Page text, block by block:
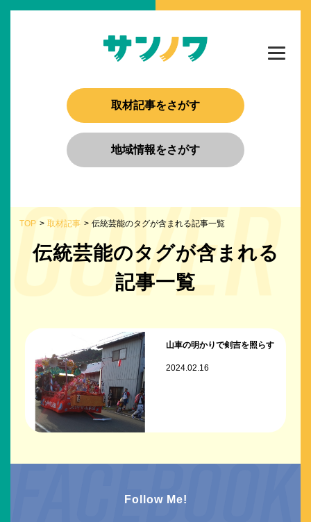
取材記事をさがす
地域情報をさがす
TOP 取材記事 伝統芸能のタグが含まれる記事一覧
伝統芸能のタグが含まれる
記事一覧
山車の明かりで剣吉を照らす
2024.02.16
Follow Me!